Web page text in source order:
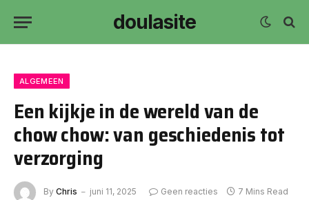
doulasite
ALGEMEEN
Een kijkje in de wereld van de
chow chow: van geschiedenis tot
verzorging
By Chris juni 11, 2025 Geen reacties 7 Mins Read